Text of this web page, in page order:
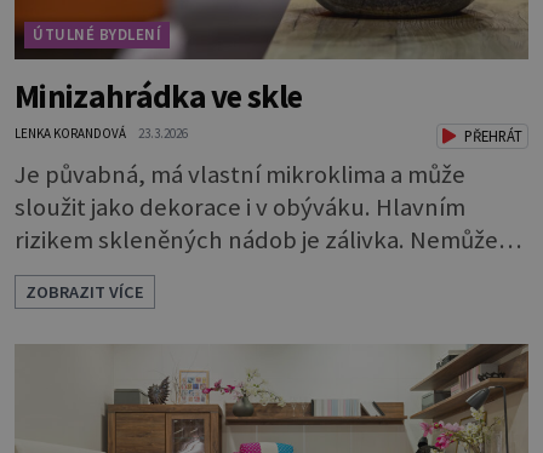
ÚTULNÉ BYDLENÍ
Minizahrádka ve skle
LENKA KORANDOVÁ 23.3.2026 PŘEHRÁT
Je půvabná, má vlastní mikroklima a může
sloužit jako dekorace i v obýváku. Hlavním
rizikem skleněných nádob je zálivka. Nemůže
odtékat a bude se hromadit u dna. To by rychle
vedlo k zahnívání rostlin. Proto je nutné
vytvořit dostatečně vysokou drenážní vrstvu,
která vodu pojme a bude chránit kořeny.
Potřebuje 3 vrstvy: * Na dno dobře vymyté
nádoby naskládejte omyté oblázky. Vrstva by m
ZOBRAZIT VÍCE